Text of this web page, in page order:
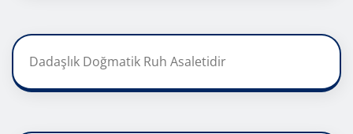
Dadaşlık Doğmatik Ruh Asaletidir